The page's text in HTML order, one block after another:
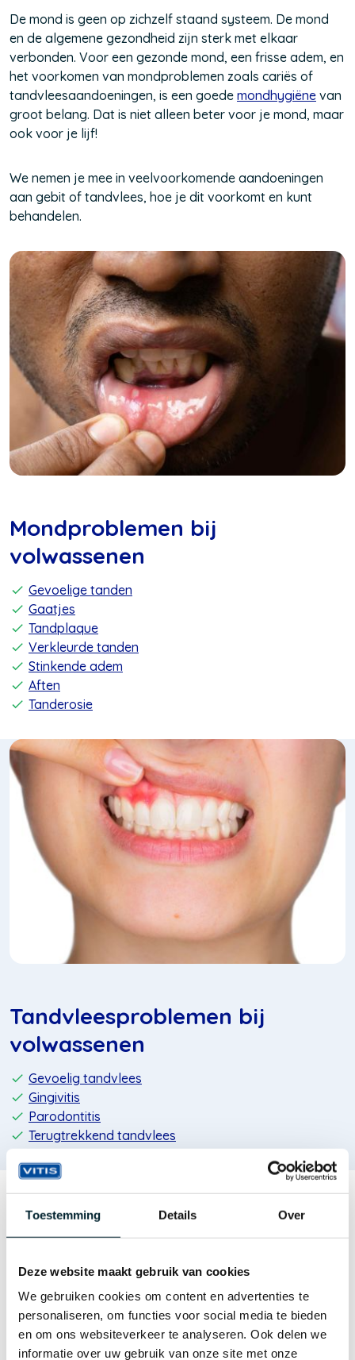
Toestemming Details Over
Deze website maakt gebruik van cookies
We gebruiken cookies om content en advertenties te
personaliseren, om functies voor social media te bieden
en om ons websiteverkeer te analyseren. Ook delen we
informatie over uw gebruik van onze site met onze
De mond is geen op zichzelf staand systeem. De mond
en de algemene gezondheid zijn sterk met elkaar
verbonden. Voor een gezonde mond, een frisse adem, en
het voorkomen van mondproblemen zoals cariës of
tandvleesaandoeningen, is een goede mondhygiëne van
groot belang. Dat is niet alleen beter voor je mond, maar
ook voor je lijf!
We nemen je mee in veelvoorkomende aandoeningen
aan gebit of tandvlees, hoe je dit voorkomt en kunt
behandelen.
Mondproblemen bij
volwassenen
Gevoelige tanden
Gaatjes
Tandplaque
Verkleurde tanden
Stinkende adem
Aften
Tanderosie
Tandvleesproblemen bij
volwassenen
Gevoelig tandvlees
Gingivitis
Parodontitis
Terugtrekkend tandvlees